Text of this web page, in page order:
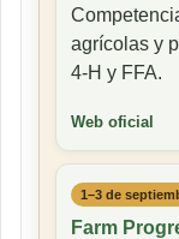
agrícolas y
4-H y FFA.
Web oficial
1–3 de
Farm